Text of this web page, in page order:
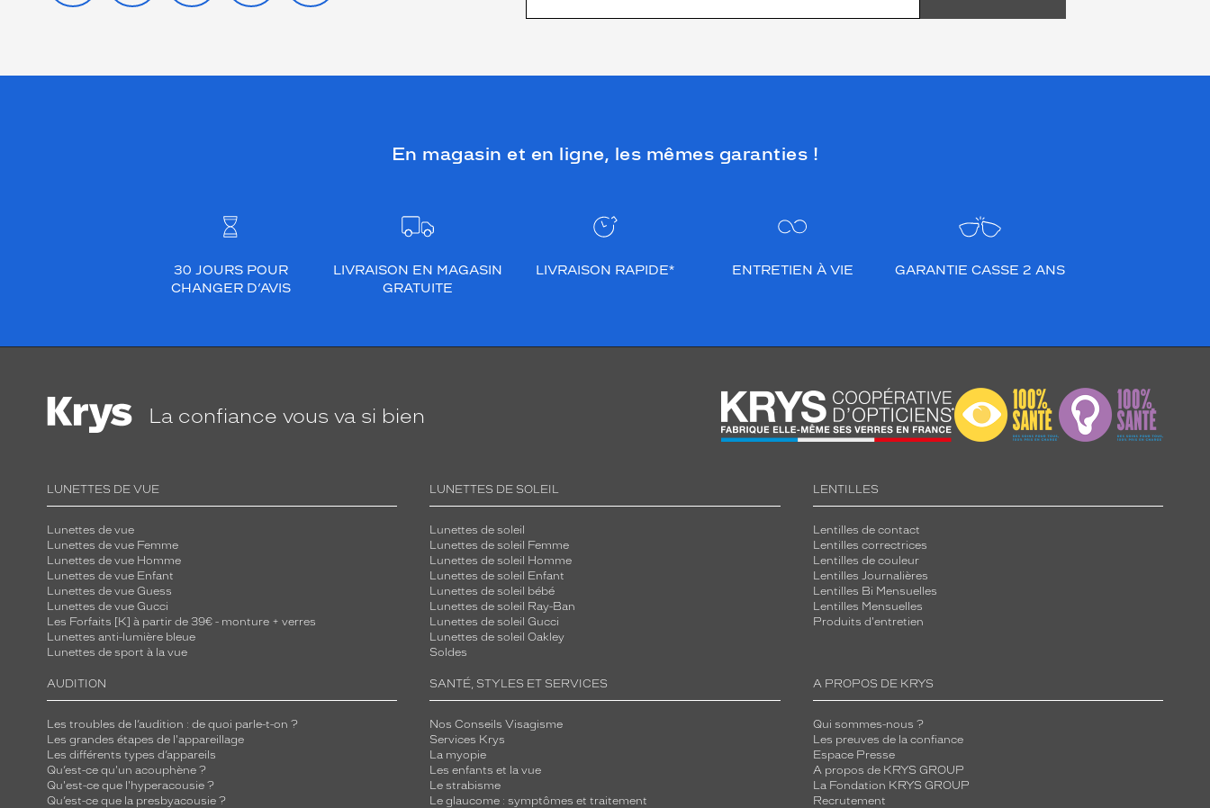
En magasin et en ligne, les mêmes garanties !
30 JOURS POUR
CHANGER D’AVIS
LIVRAISON EN MAGASIN
GRATUITE
LIVRAISON RAPIDE* ENTRETIEN À VIE GARANTIE CASSE 2 ANS
La confiance vous va si bien
LUNETTES DE VUE
Lunettes de vue
Lunettes de vue Femme
Lunettes de vue Homme
Lunettes de vue Enfant
Lunettes de vue Guess
Lunettes de vue Gucci
Les Forfaits [K] à partir de 39€ - monture + verres
Lunettes anti-lumière bleue
Lunettes de sport à la vue
LUNETTES DE SOLEIL
Lunettes de soleil
Lunettes de soleil Femme
Lunettes de soleil Homme
Lunettes de soleil Enfant
Lunettes de soleil bébé
Lunettes de soleil Ray-Ban
Lunettes de soleil Gucci
Lunettes de soleil Oakley
Soldes
LENTILLES
Lentilles de contact
Lentilles correctrices
Lentilles de couleur
Lentilles Journalières
Lentilles Bi Mensuelles
Lentilles Mensuelles
Produits d'entretien
AUDITION
Les troubles de l’audition : de quoi parle-t-on ?
Les grandes étapes de l'appareillage
Les différents types d’appareils
Qu’est-ce qu'un acouphène ?
Qu'est-ce que l'hyperacousie ?
Qu’est-ce que la presbyacousie ?
SANTÉ, STYLES ET SERVICES
Nos Conseils Visagisme
Services Krys
La myopie
Les enfants et la vue
Le strabisme
Le glaucome : symptômes et traitement
A PROPOS DE KRYS
Qui sommes-nous ?
Les preuves de la confiance
Espace Presse
A propos de KRYS GROUP
La Fondation KRYS GROUP
Recrutement